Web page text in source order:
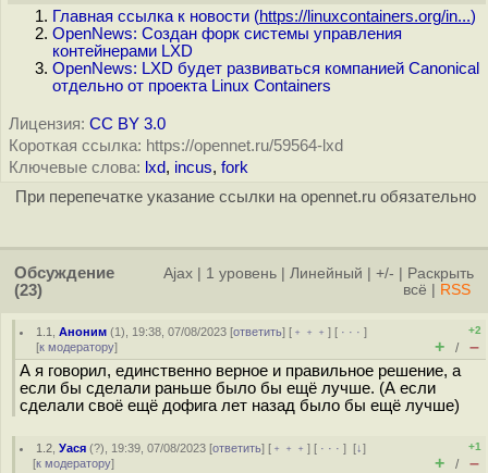
Главная ссылка к новости (https://linuxcontainers.org/in...)
OpenNews: Создан форк системы управления
контейнерами LXD
OpenNews: LXD будет развиваться компанией Canonical
отдельно от проекта Linux Containers
Лицензия: CC BY 3.0
Короткая ссылка: https://opennet.ru/59564-lxd
Ключевые слова: lxd, incus, fork
При перепечатке указание ссылки на opennet.ru обязательно
Обсуждение
(23)
Ajax 1 уровень Линейный +/-
Раскрыть
всё
RSS
1.1 ,Аноним (1), 19:38, 07/08/2023 [ответить] [ ﹢﹢﹢] [ · · ·]
[к модератору]
+2
+ / –
А я говорил, единственно верное и правильное решение, а
если бы сделали раньше было бы ещё лучше. (А если
сделали своё ещё дофига лет назад было бы ещё лучше)
1.2 ,Уася (?), 19:39, 07/08/2023 [ответить] [ ﹢﹢﹢] [ · · ·][↓]
[к модератору]
+1
+ / –